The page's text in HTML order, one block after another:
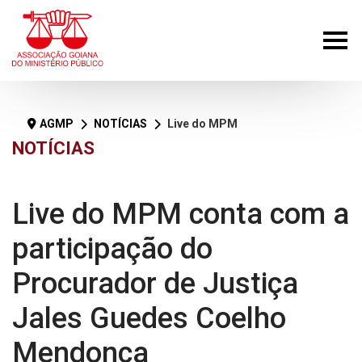
NOTÍCIAS
AGMP NOTÍCIAS Live do MPM conta com a participação do Procurador de Justiça Jales Guedes Coelho Mendonça
Live do MPM conta com a
participação do
Procurador de Justiça
Jales Guedes Coelho
Mendonça